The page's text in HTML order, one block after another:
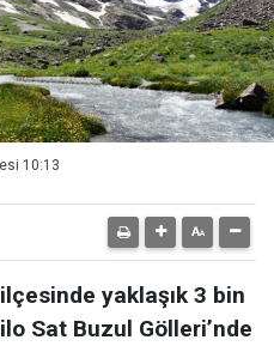
10:13
yaklaşık 3 bin
Sat Buzul Gölleri’nde